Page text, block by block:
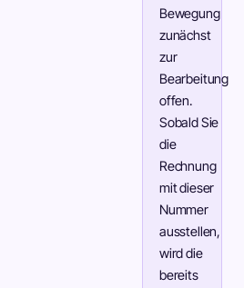
Bewegung
zunächst
zur
Bearbeitung
offen.
Sobald Sie
die
Rechnung
mit dieser
Nummer
ausstellen,
wird die
bereits